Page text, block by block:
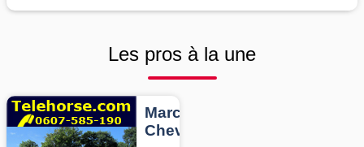
Les pros à la une
Marcheurs
Chevaux